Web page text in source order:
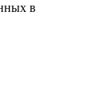
в